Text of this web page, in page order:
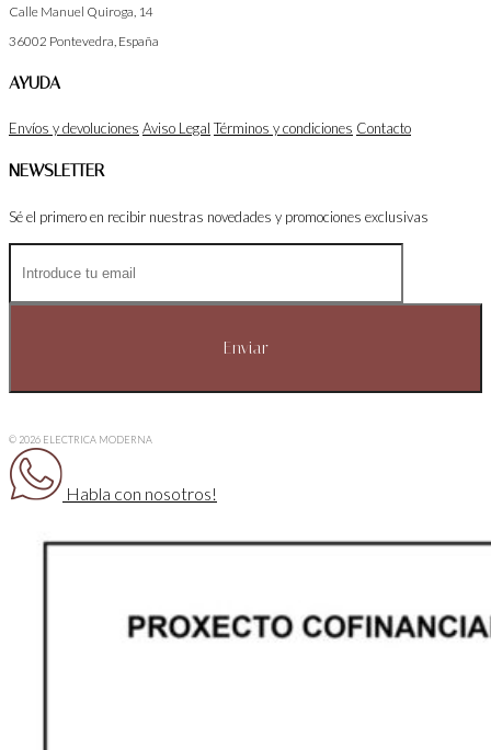
Calle Manuel Quiroga, 14
36002 Pontevedra, España
AYUDA
Envíos y devoluciones Aviso Legal Términos y condiciones Contacto
NEWSLETTER
Sé el primero en recibir nuestras novedades y promociones exclusivas
© 2026 ELECTRICA MODERNA
Habla con nosotros!